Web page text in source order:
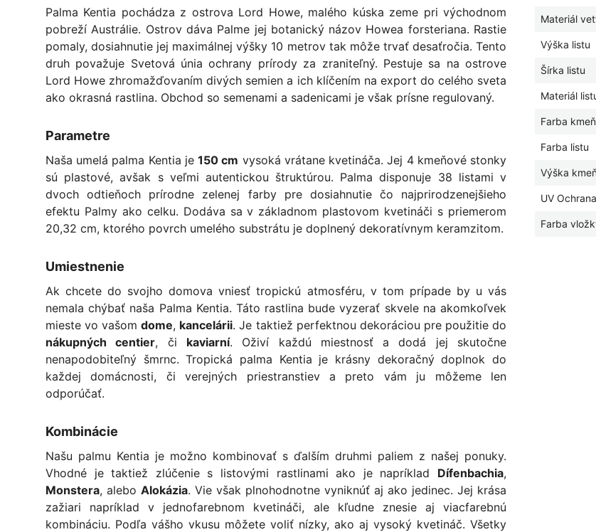
Palma Kentia pochádza z ostrova Lord Howe, malého kúska zeme pri východnom
pobreží Austrálie. Ostrov dáva Palme jej botanický názov Howea forsteriana. Rastie
pomaly, dosiahnutie jej maximálnej výšky 10 metrov tak môže trvať desaťročia. Tento
druh považuje Svetová únia ochrany prírody za zraniteľný. Pestuje sa na ostrove
Lord Howe zhromažďovaním divých semien a ich klíčením na export do celého sveta
ako okrasná rastlina. Obchod so semenami a sadenicami je však prísne regulovaný.
Parametre
Naša umelá palma Kentia je150 cm vysoká vrátane kvetináča. Jej 4 kmeňové stonky
sú plastové, avšak s veľmi autentickou štruktúrou. Palma disponuje 38 listami v
dvoch odtieňoch prírodne zelenej farby pre dosiahnutie čo najprirodzenejšieho
efektu Palmy ako celku. Dodáva sa v základnom plastovom kvetináči s priemerom
20,32 cm, ktorého povrch umelého substrátu je doplnený dekoratívnym keramzitom.
Umiestnenie
Ak chcete do svojho domova vniesť tropickú atmosféru, v tom prípade by u vás
nemala chýbať naša Palma Kentia. Táto rastlina bude vyzerať skvele na akomkoľvek
mieste vo vašomdome, kancelárii. Je taktiež perfektnou dekoráciou pre použitie do
nákupných centier, či kaviarní. Oživí každú miestnosť a dodá jej skutočne
nenapodobiteľný šmrnc. Tropická palma Kentia je krásny dekoračný doplnok do
každej domácnosti, či verejných priestranstiev a preto vám ju môžeme len
odporúčať.
Kombinácie
Našu palmu Kentia je možno kombinovať s ďalším druhmi paliem z našej ponuky.
Vhodné je taktiež zlúčenie s listovými rastlinami ako je napríklad Dífenbachia,
Monstera, alebo Alokázia. Vie však plnohodnotne vyniknúť aj ako jedinec. Jej krása
zažiari napríklad v jednofarebnom kvetináči, ale kľudne znesie aj viacfarebnú
kombináciu. Podľa vášho vkusu môžete voliť nízky, ako aj vysoký kvetináč. Všetky
Materiál
Výška listu
Šírka listu
Materiál
Farba
Farba listu
Výška
UV Ochrana
Farba